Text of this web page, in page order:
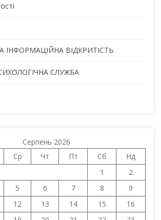
ІНФОРМАЦІЙНА ВІДКРИТІСТЬ
СЛУЖБА
Серпень 2026
Ср Чт Пт Сб
Нд
1
2
5 6 7 8
9
12 13 14 15
16